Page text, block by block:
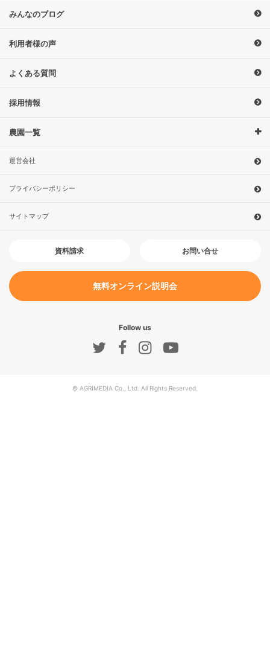
みんなのブログ
利用者様の声
よくある質問
採用情報
農園一覧
運営会社
プライバシーポリシー
サイトマップ
資料請求 お問い合せ
無料オンライン説明会
Follow us
© AGRIMEDIA Co., Ltd. All Rights Reserved.